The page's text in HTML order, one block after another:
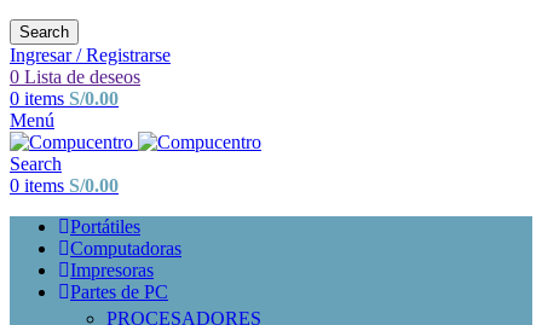
Search
Ingresar / Registrarse
0 Lista de deseos
0 items S/0.00
Menú
Search
0 items S/0.00
Portátiles
Computadoras
Impresoras
Partes de PC
PROCESADORES